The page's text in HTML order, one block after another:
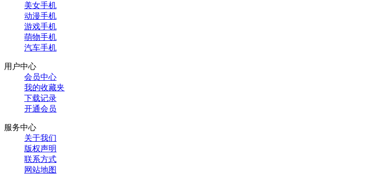
美女手机
动漫手机
游戏手机
萌物手机
汽车手机
用户中心
会员中心
我的收藏夹
下载记录
开通会员
服务中心
关于我们
版权声明
联系方式
网站地图